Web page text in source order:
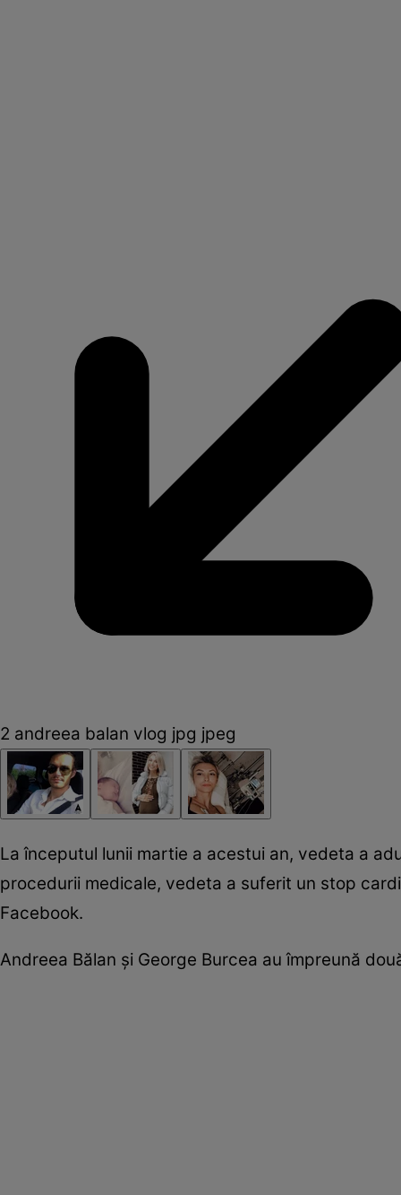
2 andreea balan vlog jpg jpeg
La începutul lunii martie a acestui an, vedeta a
procedurii medicale, vedeta a suferit un stop
Facebook.
Andreea Bălan şi George Burcea au împreună